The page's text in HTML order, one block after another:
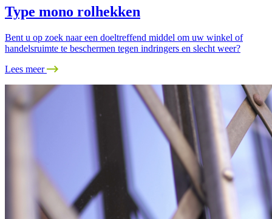
Type mono rolhekken
Bent u op zoek naar een doeltreffend middel om uw winkel of
handelsruimte te beschermen tegen indringers en slecht weer?
Lees meer